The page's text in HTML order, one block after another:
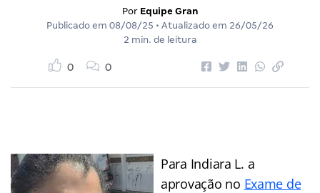
Por Equipe Gran
Publicado em 08/08/25 • Atualizado em 26/05/26
2 min. de leitura
0 0
Para Indiara L. a
aprovação no Exame de